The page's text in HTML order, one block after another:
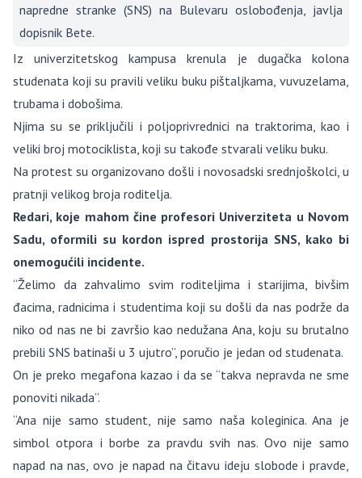
napredne stranke (SNS) na Bulevaru oslobođenja, javlja
dopisnik Bete.
Iz univerzitetskog kampusa krenula je dugačka kolona
studenata koji su pravili veliku buku pištaljkama, vuvuzelama,
trubama i dobošima.
Njima su se priključili i poljoprivrednici na traktorima, kao i
veliki broj motociklista, koji su takođe stvarali veliku buku.
Na protest su organizovano došli i novosadski srednjoškolci, u
pratnji velikog broja roditelja.
Redari, koje mahom čine profesori Univerziteta u Novom
Sadu, oformili su kordon ispred prostorija SNS, kako bi
onemogućili incidente.
“Želimo da zahvalimo svim roditeljima i starijima, bivšim
đacima, radnicima i studentima koji su došli da nas podrže da
niko od nas ne bi završio kao nedužana Ana, koju su brutalno
prebili SNS batinaši u 3 ujutro”, poručio je jedan od studenata.
On je preko megafona kazao i da se “takva nepravda ne sme
ponoviti nikada”.
“Ana nije samo student, nije samo naša koleginica. Ana je
simbol otpora i borbe za pravdu svih nas. Ovo nije samo
napad na nas, ovo je napad na čitavu ideju slobode i pravde,